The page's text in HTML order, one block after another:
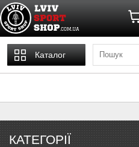
Каталог
КАТЕГОРІЇ